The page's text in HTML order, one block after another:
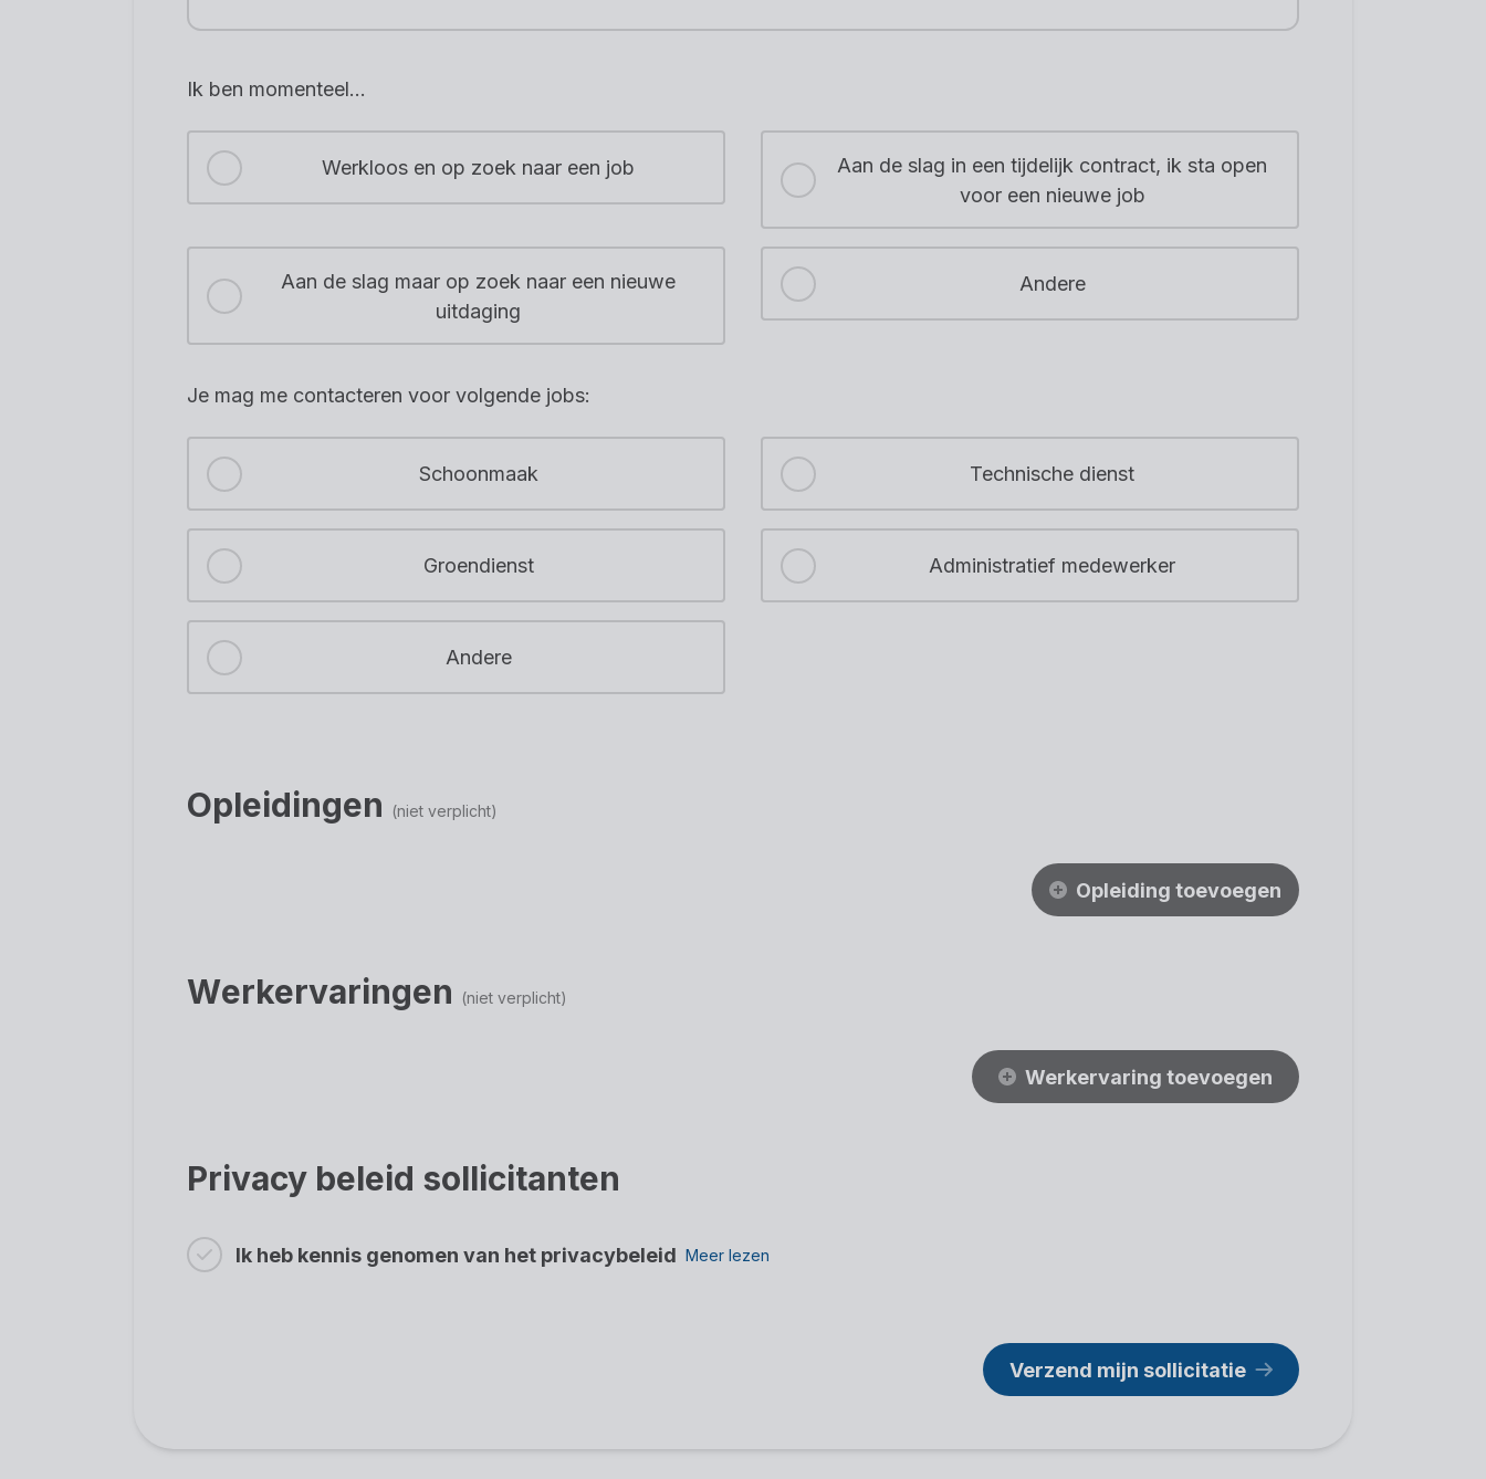
Ik ben momenteel...
Werkloos en op zoek naar een job
Aan de slag in een tijdelijk contract, ik sta open
voor een nieuwe job
Aan de slag maar op zoek naar een nieuwe
uitdaging
Andere
Je mag me contacteren voor volgende jobs:
Schoonmaak Technische dienst
Groendienst Administratief medewerker
Andere
opleidingen (niet verplicht)
Opleiding toevoegen
Werkervaringen (niet verplicht)
Werkervaring toevoegen
Privacy beleid sollicitanten
Ik heb kennis genomen van het privacybeleid Meer lezen
Verzend mijn sollicitatie